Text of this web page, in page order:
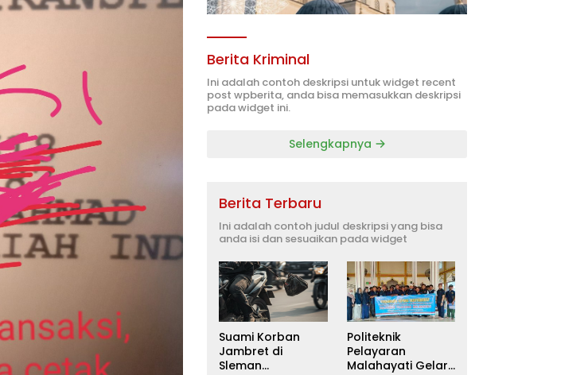
Berita Kriminal
Ini adalah contoh deskripsi untuk widget recent
post wpberita, anda bisa memasukkan deskripsi
pada widget ini.
Selengkapnya
Berita Terbaru
Ini adalah contoh judul deskripsi yang bisa
anda isi dan sesuaikan pada widget
Suami Korban
Jambret di
Sleman
Politeknik
Pelayaran
Malahayati Gelar